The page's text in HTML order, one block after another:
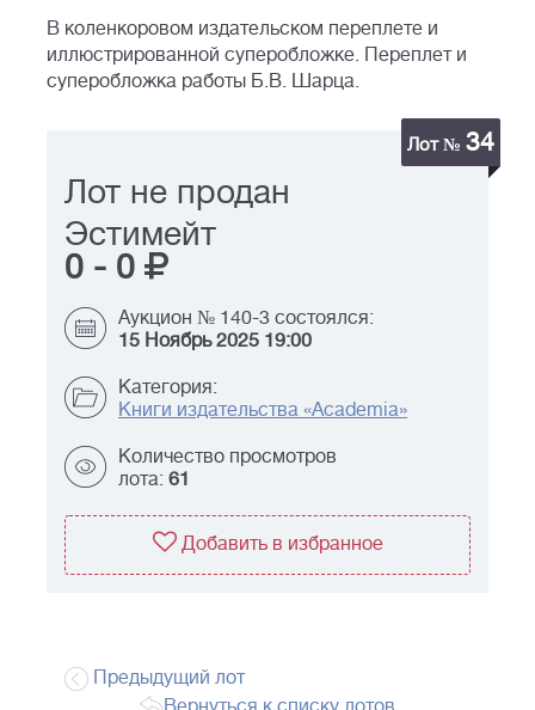
В коленкоровом издательском переплете и
иллюстрированной суперобложке. Переплет и
суперобложка работы Б.В. Шарца.
Лот № 34
Лот не продан
Эстимейт
0 - 0
Аукцион № 140-3 состоялся:
15 Ноябрь 2025 19:00
Категория:
Книги издательства «Academia»
Количество просмотров
лота: 61
Добавить в избранное
Предыдущий лот